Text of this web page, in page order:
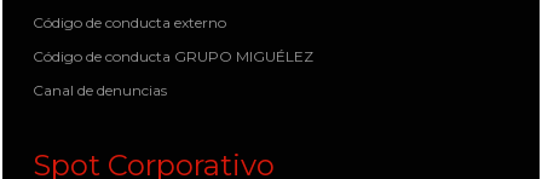
Código de conducta externo
Código de conducta GRUPO MIGUÉLEZ
Canal de denuncias
Spot Corporativo